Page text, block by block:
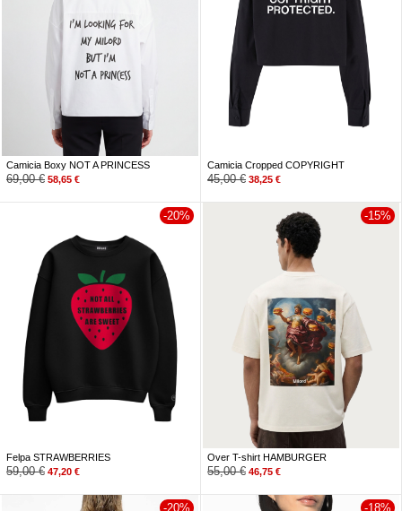
Camicia Boxy NOT A PRINCESS
69,00€ 58,65 €
Camicia Cropped COPYRIGHT
45,00€ 38,25 €
-20%
Felpa STRAWBERRIES
59,00€ 47,20 €
-15%
Over T-shirt HAMBURGER
55,00€ 46,75 €
-20% -18%